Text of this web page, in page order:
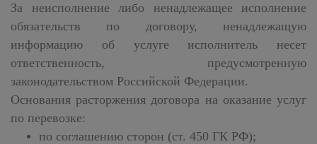
За неисполнение либо ненадлежащее исполнение
обязательств по договору, ненадлежащую
информацию об услуге исполнитель несет
ответственность, предусмотренную
законодательством Российской Федерации.
Основания расторжения договора на оказание услуг
по перевозке:
по соглашению сторон (ст. 450 ГК РФ);